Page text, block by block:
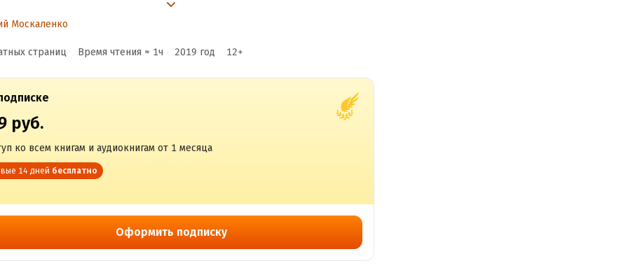
Москаленко
страниц Время чтения ≈ 1ч 2019 год 12+
руб.
ко всем книгам и аудиокнигам от 1 месяца
14 дней бесплатно
Оформить подписку